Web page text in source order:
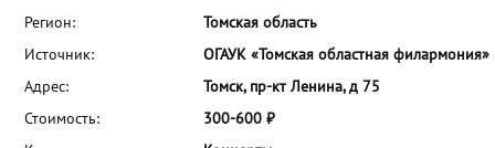
Регион:
Томская область
Источник:
ОГАУК «Томская областная филармония»
Адрес:
Томск, пр-кт Ленина, д 75
Стоимость:
300-600 ₽